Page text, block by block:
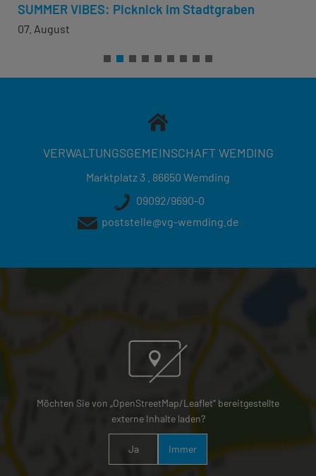
SUMMER VIBES: Picknick im Stadtgraben
07. August
VERWALTUNGSGEMEINSCHAFT WEMDING
Marktplatz 3 . 86650 Wemding
09092/9690-0
poststelle@vg-wemding.de
Möchten Sie von „OpenStreetMap/Leaflet“ bereitgestellte
externe Inhalte laden?
Ja Immer